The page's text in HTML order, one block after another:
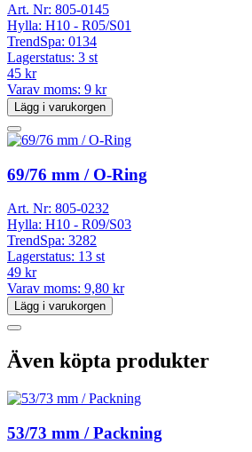
Art. Nr: 805-0145
Hylla: H10 - R05/S01
TrendSpa: 0134
Lagerstatus: 3 st
45 kr
Varav moms: 9 kr
Lägg i varukorgen
69/76 mm / O-Ring
Art. Nr: 805-0232
Hylla: H10 - R09/S03
TrendSpa: 3282
Lagerstatus: 13 st
49 kr
Varav moms: 9,80 kr
Lägg i varukorgen
Även köpta produkter
53/73 mm / Packning